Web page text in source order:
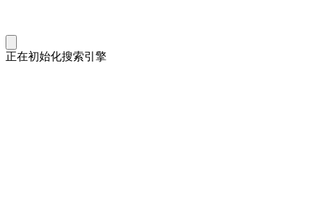
正在初始化搜索引擎